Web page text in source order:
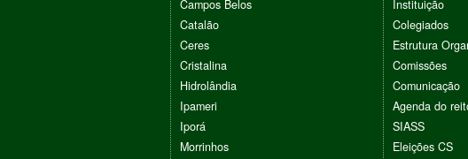
Campos Belos
Catalão
Ceres
Cristalina
Hidrolândia
Ipameri
Iporá
Morrinhos
Instituição
Colegiados
Estrutura
Comissões
Comunicação
Agenda do
SIASS
Eleições CS